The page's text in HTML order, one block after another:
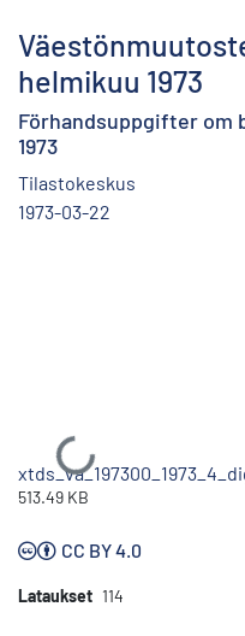
helmikuu 1973
Förhandsuppgifter om
1973
Tilastokeskus
1973-03-22
Ladataan...
513.49 KB
CC BY 4.0
Lataukset 114